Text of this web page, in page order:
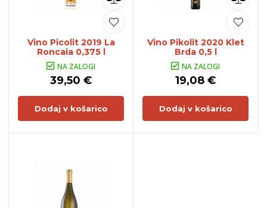
Vino Picolit 2019 La
Roncaia 0,375 l
NA ZALOGI
39,50 €
Dodaj v košarico
Vino Pikolit 2020 Klet
Brda 0,5 l
NA ZALOGI
19,08 €
Dodaj v košarico